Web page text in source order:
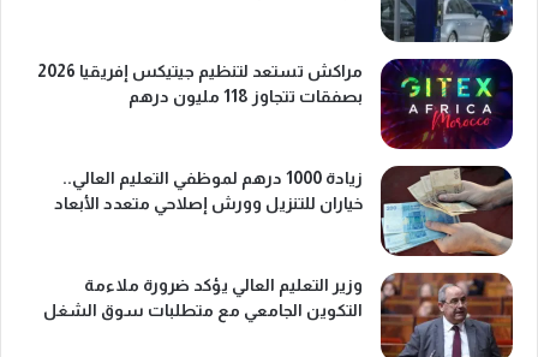
مراكش تستعد لتنظيم جيتيكس إفريقيا 2026
بصفقات تتجاوز 118 مليون درهم
زيادة 1000 درهم لموظفي التعليم العالي..
خياران للتنزيل وورش إصلاحي متعدد الأبعاد
وزير التعليم العالي يؤكد ضرورة ملاءمة
التكوين الجامعي مع متطلبات سوق الشغل